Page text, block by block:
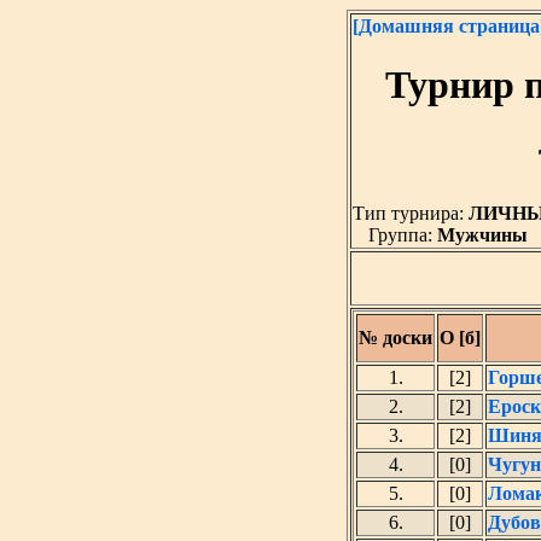
[Домашняя
Турнир
Тип турнира:
Группа: Мужчины
№ доски О [б]
1.
[2]
2.
[2]
3.
[2]
4.
[0]
5.
[0]
6.
[0]